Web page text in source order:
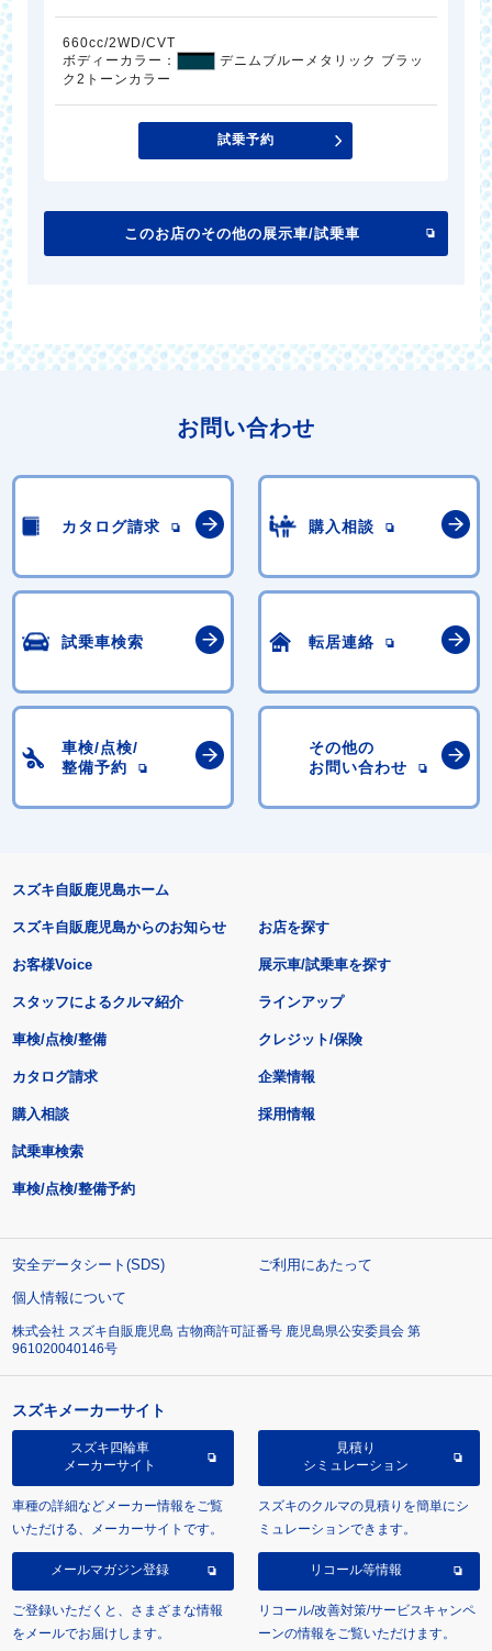
660cc/2WD/CVT
ボディーカラー：
デニムブルーメタリック ブラッ
ク2トーンカラー
試乗予約
このお店のその他の展示車/試乗車
お問い合わせ
カタログ請求 購入相談
試乗車検索 転居連絡
車検/点検/
整備予約
その他の
お問い合わせ
スズキ自販鹿児島ホーム
スズキ自販鹿児島からのお知らせ
お客様Voice
スタッフによるクルマ紹介
お店を探す
展示車/試乗車を探す
ラインアップ
車検/点検/整備 クレジット/保険
カタログ請求
購入相談
試乗車検索
車検/点検/整備予約
企業情報
採用情報
安全データシート(SDS)
ご利用にあたって
個人情報について
株式会社 スズキ自販鹿児島 古物商許可証番号 鹿児島県公安委員会 第
961020040146号
スズキメーカーサイト
スズキ四輪車
メーカーサイト
車種の詳細などメーカー情報をご覧
いただける、メーカーサイトです。
見積り
シミュレーション
スズキのクルマの見積りを簡単にシ
ミュレーションできます。
メールマガジン登録
ご登録いただくと、さまざまな情報
をメールでお届けします。
リコール等情報
リコール/改善対策/サービスキャンペ
ーンの情報をご覧いただけます。